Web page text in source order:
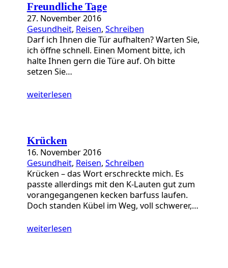
Freundliche Tage
27. November 2016
Gesundheit, Reisen, Schreiben
Darf ich Ihnen die Tür aufhalten? Warten Sie,
ich öffne schnell. Einen Moment bitte, ich
halte Ihnen gern die Türe auf. Oh bitte
setzen Sie…
weiterlesen
Krücken
16. November 2016
Gesundheit, Reisen, Schreiben
Krücken – das Wort erschreckte mich. Es
passte allerdings mit den K-Lauten gut zum
vorangegangenen kecken barfuss laufen.
Doch standen Kübel im Weg, voll schwerer,…
weiterlesen